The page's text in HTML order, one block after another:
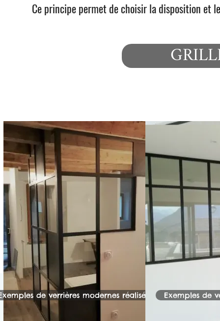
Ce principe permet de choisir la disposition et
Les Modernes
de verrières modernes réalisées Exemples de